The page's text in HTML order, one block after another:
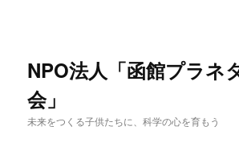
NPO法人「函館プラネ
会」
未来をつくる子供たちに、科学の心を育もう